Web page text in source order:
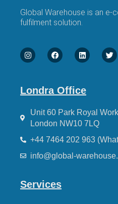
Global Warehouse is an e-
fulfilment solution.
Londra Office
Unit 60 Park Royal
London NW10 7LQ
+44 7464 202 963
info@global-
Services